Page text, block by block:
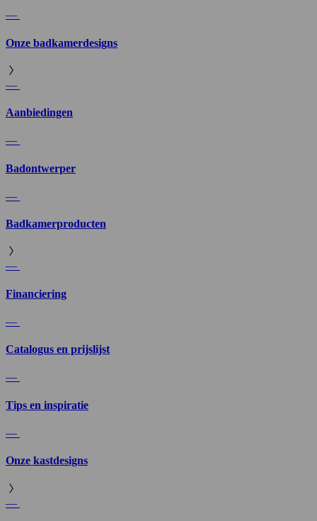
—
Onze badkamerdesigns
—
Aanbiedingen
—
Badontwerper
—
Badkamerproducten
—
Financiering
—
Catalogus en prijslijst
—
Tips en inspiratie
—
Onze kastdesigns
—